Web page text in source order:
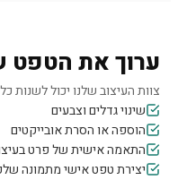
ערוך את הטפט
צוות העיצוב שלנו יכול לשנות
שינוי גדלים וצבעים
הוספה או הסרת אובייקטים
התאמה אישית של פרט
יצירת טפט אישי מתמונה